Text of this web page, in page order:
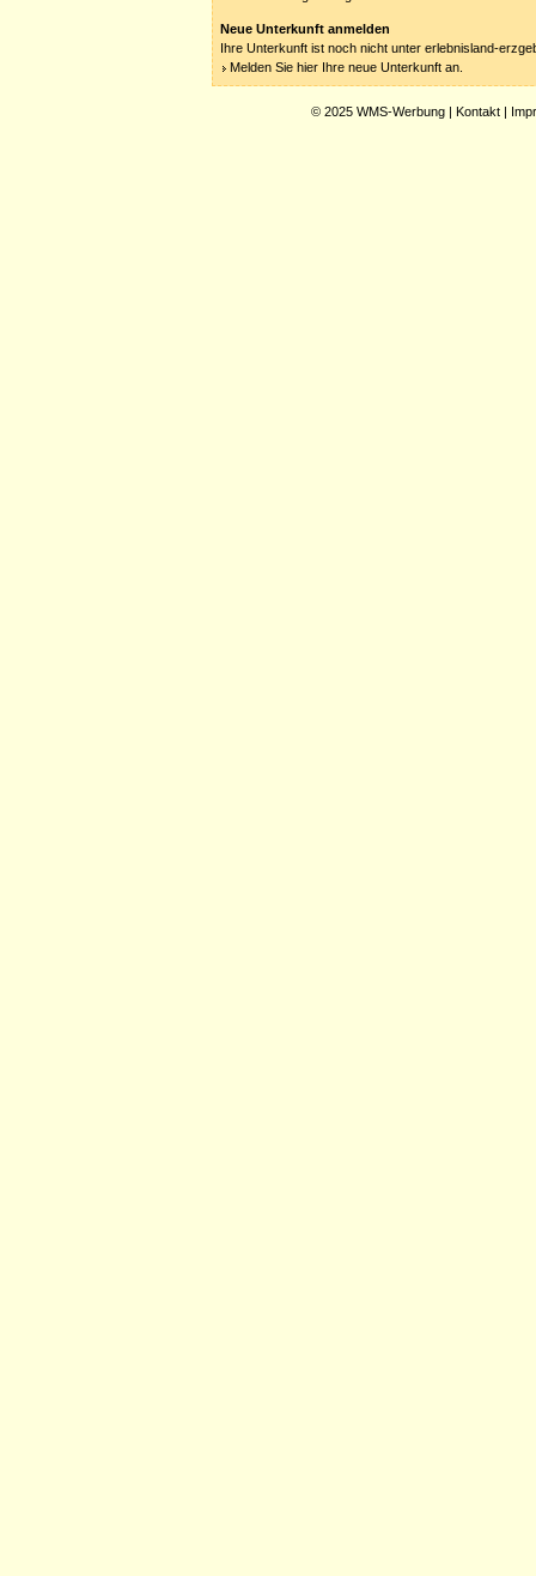
Neue Unterkunft anmelden
Ihre Unterkunft ist noch nicht unter erlebnisland-
Melden Sie hier Ihre neue Unterkunft an.
© 2025 WMS-Werbung | Kontakt |